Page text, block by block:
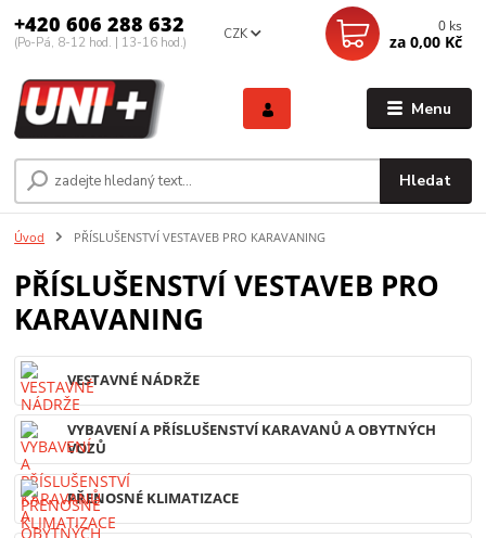
Menu
CZK
Hledat
+420 606 288 632
(Po-Pá, 8-12 hod. | 13-16 hod.)
0 ks
za 0,00 Kč
Úvod PŘÍSLUŠENSTVÍ VESTAVEB PRO KARAVANING
PŘÍSLUŠENSTVÍ VESTAVEB PRO
KARAVANING
VESTAVNÉ NÁDRŽE
VYBAVENÍ A PŘÍSLUŠENSTVÍ KARAVANŮ A OBYTNÝCH
VOZŮ
PŘENOSNÉ KLIMATIZACE